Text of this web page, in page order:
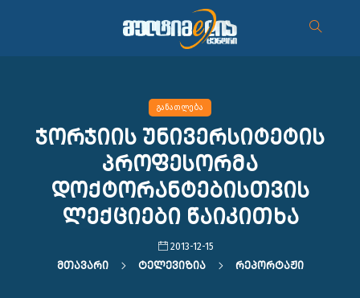
განათლება
ჯორჯიის უნივერსიტეტის
პროფესორმა
დოქტორანტებისთვის
ლექციები წაიკითხა
2013-12-15
Მთავარი Ტელევიზია Რეპორტაჟი